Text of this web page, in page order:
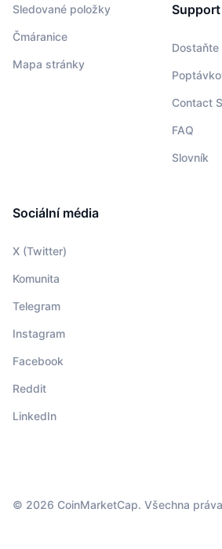
Sledované položky
Čmáranice
Mapa stránky
Support
Dostaňte
Contact
FAQ
Slovník
Sociální média
X (Twitter)
Komunita
Telegram
Instagram
Facebook
Reddit
LinkedIn
© 2026 CoinMarketCap. Všechna